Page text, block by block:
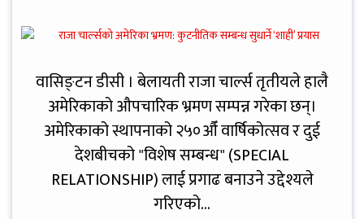
वासिङ्टन डीसी । बेलायती राजा चार्ल्स तृतीयले हालै
अमेरिकाको औपचारिक भ्रमण सम्पन्न गरेका छन्।
अमेरिकाको स्थापनाको २५०औँ वार्षिकोत्सव र दुई
देशबीचको "विशेष सम्बन्ध" (SPECIAL
RELATIONSHIP) लाई प्रगाढ बनाउने उद्देश्यले
गरिएको...